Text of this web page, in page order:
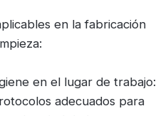
en la fabricación
en el lugar de trabajo:
adecuados para